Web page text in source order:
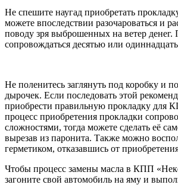
Не спешите наугад приобретать
можете впоследствии разочароваться и
поводу зря выброшенных на ветер денег.
сопровождаться десятью или
Не поленитесь заглянуть под коробку и
дырочек. Если последовать этой
приобрести правильную прокладку для
процесс приобретения прокладки
сложностями, тогда можете сделать её
вырезав из паронита. Также можно
герметиком, отказавшись от
Чтобы процесс замены масла в КПП
загоните свой автомобиль на яму и